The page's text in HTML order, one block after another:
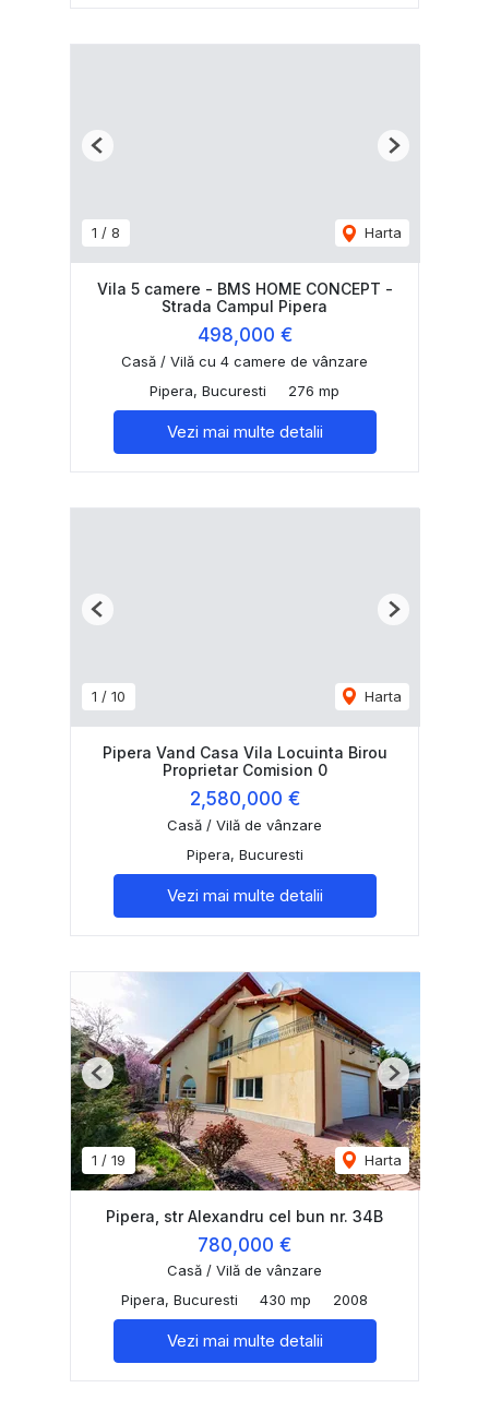
1 / 8 Harta
Previous Next
Vila 5 camere - BMS HOME CONCEPT -
Strada Campul Pipera
498,000 €
Casă / Vilă cu 4 camere de vânzare
Pipera, Bucuresti
276 mp
Vezi mai multe detalii
1 / 10 Harta
Previous Next
Pipera Vand Casa Vila Locuinta Birou
Proprietar Comision 0
2,580,000 €
Casă / Vilă de vânzare
Pipera, Bucuresti
Vezi mai multe detalii
1 / 19 Harta
Previous Next
Pipera, str Alexandru cel bun nr. 34B
780,000 €
Casă / Vilă de vânzare
Pipera, Bucuresti
430 mp 2008
Vezi mai multe detalii